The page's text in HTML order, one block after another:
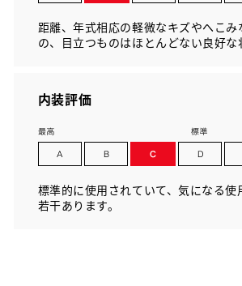
距離、年式相応の軽微なキズやへこみ
の、目立つものはほとんどない良好な
内装評価
標準的に使用されていて、気になる使
若干あります。